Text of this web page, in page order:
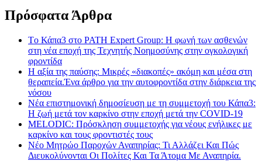
Πρόσφατα Άρθρα
Tο Κάπα3 στο PATH Expert Group: Η φωνή των ασθενών
στη νέα εποχή της Τεχνητής Νοημοσύνης στην ογκολογική
φροντίδα
Η αξία της παύσης: Μικρές «διακοπές» ακόμη και μέσα στη
θεραπεία.Ένα άρθρο για την αυτοφροντίδα στην διάρκεια της
νόσου
Νέα επιστημονική δημοσίευση με τη συμμετοχή του Κάπα3:
Η ζωή μετά τον καρκίνο στην εποχή μετά την COVID-19
MELODIC: Πρόσκληση συμμετοχής για νέους ενήλικες με
καρκίνο και τους φροντιστές τους
Νέο Μητρώο Παροχών Αναπηρίας: Τι Αλλάζει Και Πώς
Διευκολύνονται Οι Πολίτες Και Τα Άτομα Με Αναπηρία.